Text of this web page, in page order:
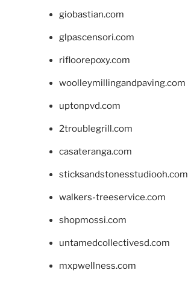
giobastian.com
glpascensori.com
rifloorepoxy.com
woolleymillingandpaving.com
uptonpvd.com
2troublegrill.com
casateranga.com
sticksandstonesstudiooh.com
walkers-treeservice.com
shopmossi.com
untamedcollectivesd.com
mxpwellness.com